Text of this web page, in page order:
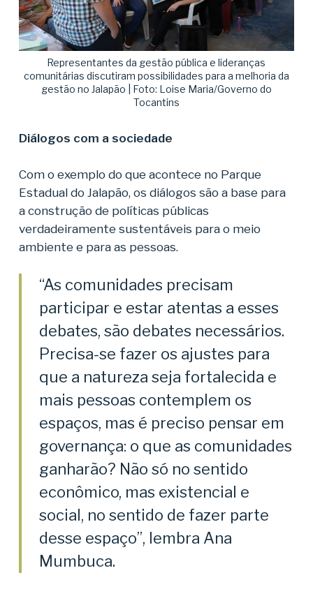
Representantes da gestão pública e lideranças
comunitárias discutiram possibilidades para a melhoria da
gestão no Jalapão | Foto: Loise Maria/Governo do
Tocantins
Diálogos com a sociedade
Com o exemplo do que acontece no Parque
Estadual do Jalapão, os diálogos são a base para
a construção de políticas públicas
verdadeiramente sustentáveis para o meio
ambiente e para as pessoas.
“As comunidades precisam
participar e estar atentas a esses
debates, são debates necessários.
Precisa-se fazer os ajustes para
que a natureza seja fortalecida e
mais pessoas contemplem os
espaços, mas é preciso pensar em
governança: o que as comunidades
ganharão? Não só no sentido
econômico, mas existencial e
social, no sentido de fazer parte
desse espaço”, lembra Ana
Mumbuca.